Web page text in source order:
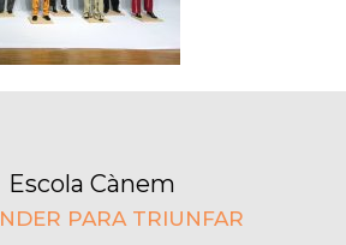
Escola Cànem
PARA TRIUNFAR